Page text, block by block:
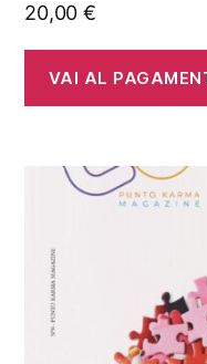
20,00 €
VAI AL